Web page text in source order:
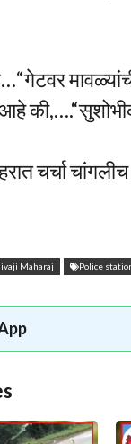
चर्चा
Maharaj Police